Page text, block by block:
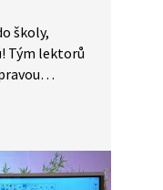
školy,
Tým lektorů
procenty.
příklady